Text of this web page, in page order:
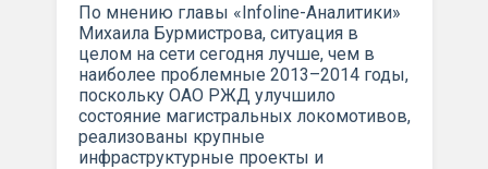
По мнению главы «Infoline-Аналитики»
Михаила Бурмистрова, ситуация в
целом на сети сегодня лучше, чем в
наиболее проблемные 2013–2014 годы,
поскольку ОАО РЖД улучшило
состояние магистральных локомотивов,
реализованы крупные
инфраструктурные проекты и